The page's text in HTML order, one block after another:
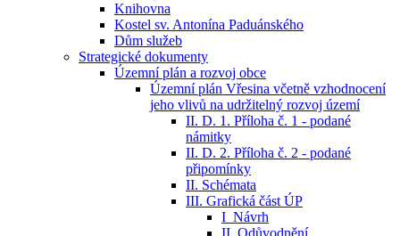
Knihovna
Kostel sv. Antonína Paduánského
Dům služeb
Strategické dokumenty
Územní plán a rozvoj obce
Územní plán Vřesina včetně vzhodnocení
jeho vlivů na udržitelný rozvoj území
II. D. 1. Příloha č. 1 - podané
námitky
II. D. 2. Příloha č. 2 - podané
připomínky
II. Schémata
III. Grafická část ÚP
I_Návrh
II_Odůvodnění